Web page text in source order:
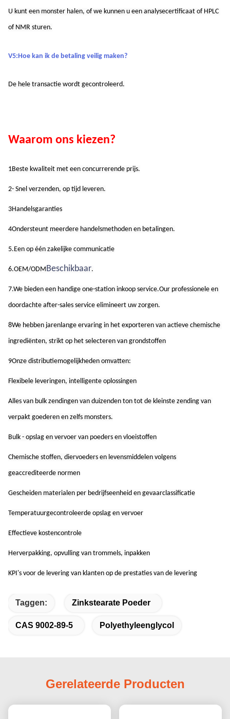
U kunt een monster halen, of we kunnen u een analysecertificaat of HPLC
of NMR sturen.
V5:Hoe kan ik de betaling veilig maken?
De hele transactie wordt gecontroleerd.
Waarom ons kiezen?
1Beste kwaliteit met een concurrerende prijs.
2- Snel verzenden, op tijd leveren.
3Handelsgaranties
4Ondersteunt meerdere handelsmethoden en betalingen.
5.Een op één zakelijke communicatie
6.OEM/ODMBeschikbaar.
7.We bieden een handige one-station inkoop service.Our professionele en
doordachte after-sales service elimineert uw zorgen.
8We hebben jarenlange ervaring in het exporteren van actieve chemische
ingrediënten, strikt op het selecteren van grondstoffen
9Onze distributiemogelijkheden omvatten:
Flexibele leveringen, intelligente oplossingen
Alles van bulk zendingen van duizenden ton tot de kleinste zending van
verpakt goederen en zelfs monsters.
Bulk - opslag en vervoer van poeders en vloeistoffen
Chemische stoffen, diervoeders en levensmiddelen volgens
geaccrediteerde normen
Gescheiden materialen per bedrijfseenheid en gevaarclassificatie
Temperatuurgecontroleerde opslag en vervoer
Effectieve kostencontrole
Herverpakking, opvulling van trommels, inpakken
KPI's voor de levering van klanten op de prestaties van de levering
Taggen: Zinkstearate Poeder
CAS 9002-89-5 Polyethyleenglycol
Gerelateerde Producten